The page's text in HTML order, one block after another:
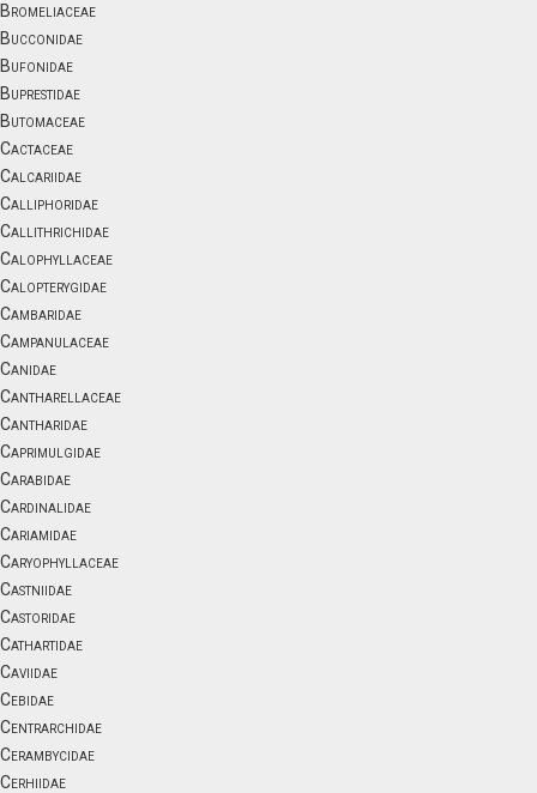
Bromeliaceae
Bucconidae
Bufonidae
Buprestidae
Butomaceae
Cactaceae
Calcariidae
Calliphoridae
Callithrichidae
Calophyllaceae
Calopterygidae
Cambaridae
Campanulaceae
Canidae
Cantharellaceae
Cantharidae
Caprimulgidae
Carabidae
Cardinalidae
Cariamidae
Caryophyllaceae
Castniidae
Castoridae
Cathartidae
Caviidae
Cebidae
Centrarchidae
Cerambycidae
Cerhiidae